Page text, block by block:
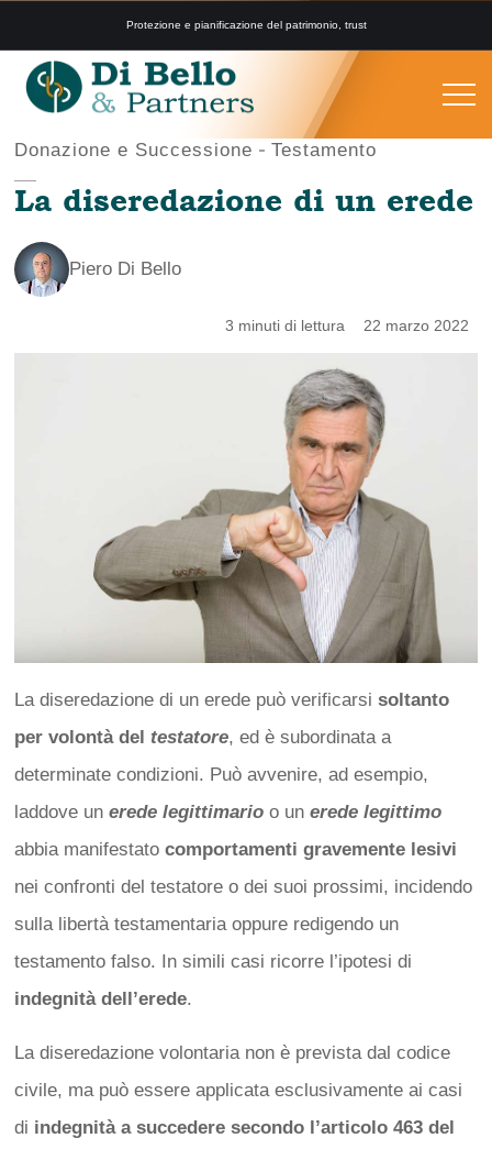
Protezione e pianificazione del patrimonio, trust
Donazione e Successione Testamento
La diseredazione di un erede
Piero Di Bello
3 minuti di lettura 22 marzo 2022
La diseredazione di un erede può verificarsi soltanto
per volontà del testatore, ed è subordinata a
determinate condizioni. Può avvenire, ad esempio,
laddove un erede legittimarioo un erede legittimo
abbia manifestato comportamenti gravemente lesivi
nei confronti del testatore o dei suoi prossimi, incidendo
sulla libertà testamentaria oppure redigendo un
testamento falso. In simili casi ricorre l’ipotesi di
indegnità dell’erede.
La diseredazione volontaria non è prevista dal codice
civile, ma può essere applicata esclusivamente ai casi
di indegnità a succedere secondo l’articolo 463 del